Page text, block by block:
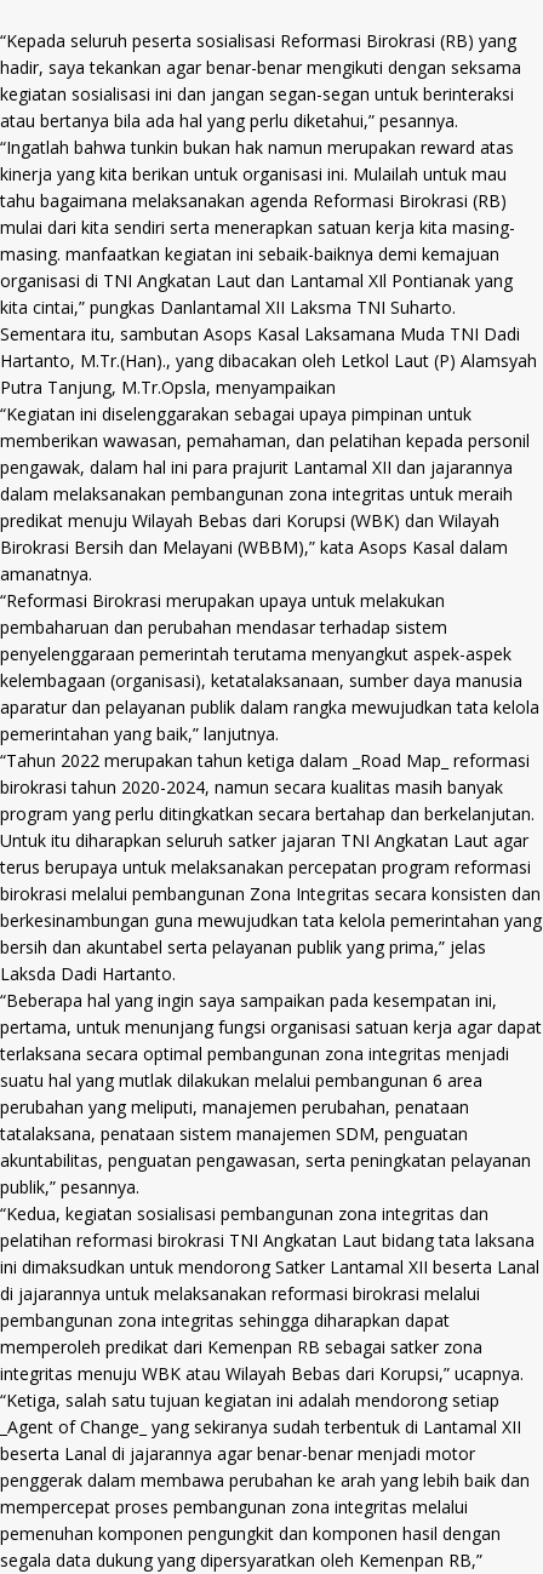
“Kepada seluruh peserta sosialisasi Reformasi Birokrasi (RB) yang
hadir, saya tekankan agar benar-benar mengikuti dengan seksama
kegiatan sosialisasi ini dan jangan segan-segan untuk berinteraksi
atau bertanya bila ada hal yang perlu diketahui,” pesannya.
“Ingatlah bahwa tunkin bukan hak namun merupakan reward atas
kinerja yang kita berikan untuk organisasi ini. Mulailah untuk mau
tahu bagaimana melaksanakan agenda Reformasi Birokrasi (RB)
mulai dari kita sendiri serta menerapkan satuan kerja kita masing-
masing. manfaatkan kegiatan ini sebaik-baiknya demi kemajuan
organisasi di TNI Angkatan Laut dan Lantamal XIl Pontianak yang
kita cintai,” pungkas Danlantamal XII Laksma TNI Suharto.
Sementara itu, sambutan Asops Kasal Laksamana Muda TNI Dadi
Hartanto, M.Tr.(Han)., yang dibacakan oleh Letkol Laut (P) Alamsyah
Putra Tanjung, M.Tr.Opsla, menyampaikan
“Kegiatan ini diselenggarakan sebagai upaya pimpinan untuk
memberikan wawasan, pemahaman, dan pelatihan kepada personil
pengawak, dalam hal ini para prajurit Lantamal XII dan jajarannya
dalam melaksanakan pembangunan zona integritas untuk meraih
predikat menuju Wilayah Bebas dari Korupsi (WBK) dan Wilayah
Birokrasi Bersih dan Melayani (WBBM),” kata Asops Kasal dalam
amanatnya.
“Reformasi Birokrasi merupakan upaya untuk melakukan
pembaharuan dan perubahan mendasar terhadap sistem
penyelenggaraan pemerintah terutama menyangkut aspek-aspek
kelembagaan (organisasi), ketatalaksanaan, sumber daya manusia
aparatur dan pelayanan publik dalam rangka mewujudkan tata kelola
pemerintahan yang baik,” lanjutnya.
“Tahun 2022 merupakan tahun ketiga dalam _Road Map_ reformasi
birokrasi tahun 2020-2024, namun secara kualitas masih banyak
program yang perlu ditingkatkan secara bertahap dan berkelanjutan.
Untuk itu diharapkan seluruh satker jajaran TNI Angkatan Laut agar
terus berupaya untuk melaksanakan percepatan program reformasi
birokrasi melalui pembangunan Zona Integritas secara konsisten dan
berkesinambungan guna mewujudkan tata kelola pemerintahan yang
bersih dan akuntabel serta pelayanan publik yang prima,” jelas
Laksda Dadi Hartanto.
“Beberapa hal yang ingin saya sampaikan pada kesempatan ini,
pertama, untuk menunjang fungsi organisasi satuan kerja agar dapat
terlaksana secara optimal pembangunan zona integritas menjadi
suatu hal yang mutlak dilakukan melalui pembangunan 6 area
perubahan yang meliputi, manajemen perubahan, penataan
tatalaksana, penataan sistem manajemen SDM, penguatan
akuntabilitas, penguatan pengawasan, serta peningkatan pelayanan
publik,” pesannya.
“Kedua, kegiatan sosialisasi pembangunan zona integritas dan
pelatihan reformasi birokrasi TNI Angkatan Laut bidang tata laksana
ini dimaksudkan untuk mendorong Satker Lantamal XII beserta Lanal
di jajarannya untuk melaksanakan reformasi birokrasi melalui
pembangunan zona integritas sehingga diharapkan dapat
memperoleh predikat dari Kemenpan RB sebagai satker zona
integritas menuju WBK atau Wilayah Bebas dari Korupsi,” ucapnya.
“Ketiga, salah satu tujuan kegiatan ini adalah mendorong setiap
_Agent of Change_ yang sekiranya sudah terbentuk di Lantamal XII
beserta Lanal di jajarannya agar benar-benar menjadi motor
penggerak dalam membawa perubahan ke arah yang lebih baik dan
mempercepat proses pembangunan zona integritas melalui
pemenuhan komponen pengungkit dan komponen hasil dengan
segala data dukung yang dipersyaratkan oleh Kemenpan RB,”